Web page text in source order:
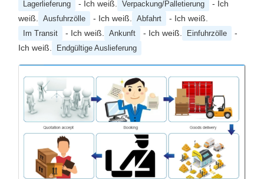
Lagerlieferung - Ich weiß. Verpackung/Palletierung
- Ich
weiß. Ausfuhrzölle - Ich weiß. Abfahrt - Ich weiß.
Im Transit - Ich weiß. Ankunft - Ich weiß. Einfuhrzölle
-
Ich weiß.
Endgültige Auslieferung